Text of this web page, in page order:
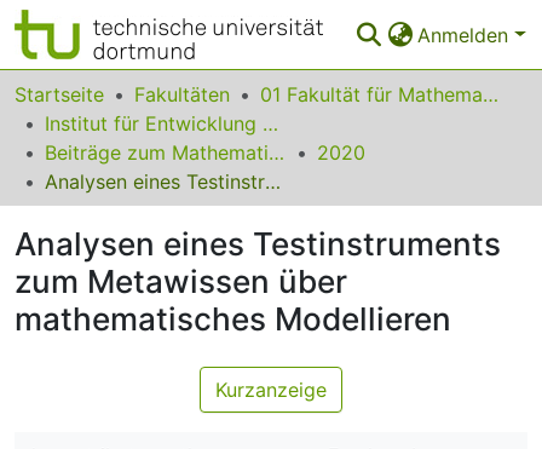
Anmelden
Bereiche & Sammlungen
Das gesamte Repositorium
Statistiken
FAQ
Leitlinien
Zurück zur Startseite
Startseite Fakultäten
01 Fakultät für Mathematik
Institut für Entwicklung und Erforschung des Mathematikunterrichts
Beiträge zum Mathematikunterricht
2020
Analysen eines Testinstruments zum Metawissen über mathematisches Modellieren
Analysen eines Testinstruments
zum Metawissen über
mathematisches Modellieren
Kurzanzeige